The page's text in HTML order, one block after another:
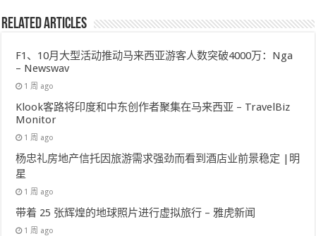
Related Articles
F1、10月大型活动推动马来西亚游客人数突破4000万：Nga
– Newswav
1 周 ago
Klook客路将印度和中东创作者聚集在马来西亚 – TravelBiz
Monitor
1 周 ago
杨忠礼房地产信托因旅游需求强劲而看到酒店业前景稳定 |明
星
1 周 ago
带着 25 张辉煌的地球照片进行虚拟旅行 – 雅虎新闻
1 周 ago